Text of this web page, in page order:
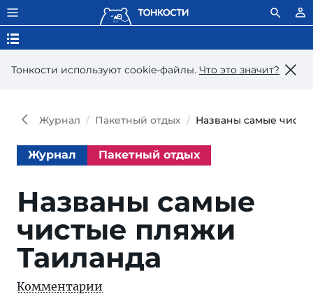
Тонкости используют сookie-файлы. Что это значит?
Журнал Пакетный отдых Названы самые
Журнал Пакетный отдых
Названы самые
чистые пляжи
Таиланда
Комментарии